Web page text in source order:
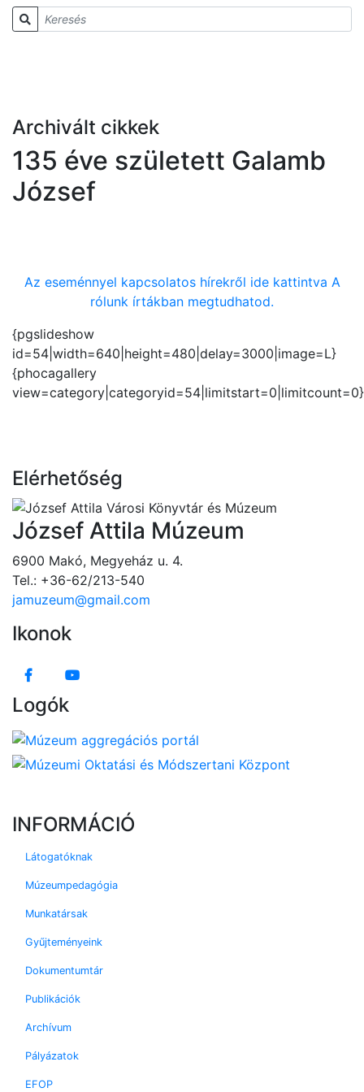
Archivált cikkek
135 éve született Galamb
József
Az eseménnyel kapcsolatos hírekről ide kattintva A
rólunk írtákban megtudhatod.
{pgslideshow
id=54|width=640|height=480|delay=3000|image=L}
{phocagallery
view=category|categoryid=54|limitstart=0|limitcount=0}
Elérhetőség
József Attila Múzeum
6900 Makó, Megyeház u. 4.
Tel.: +36-62/213-540
jamuzeum@gmail.com
Ikonok
Logók
INFORMÁCIÓ
Látogatóknak
Múzeumpedagógia
Munkatársak
Gyűjteményeink
Dokumentumtár
Publikációk
Archívum
Pályázatok
EFOP